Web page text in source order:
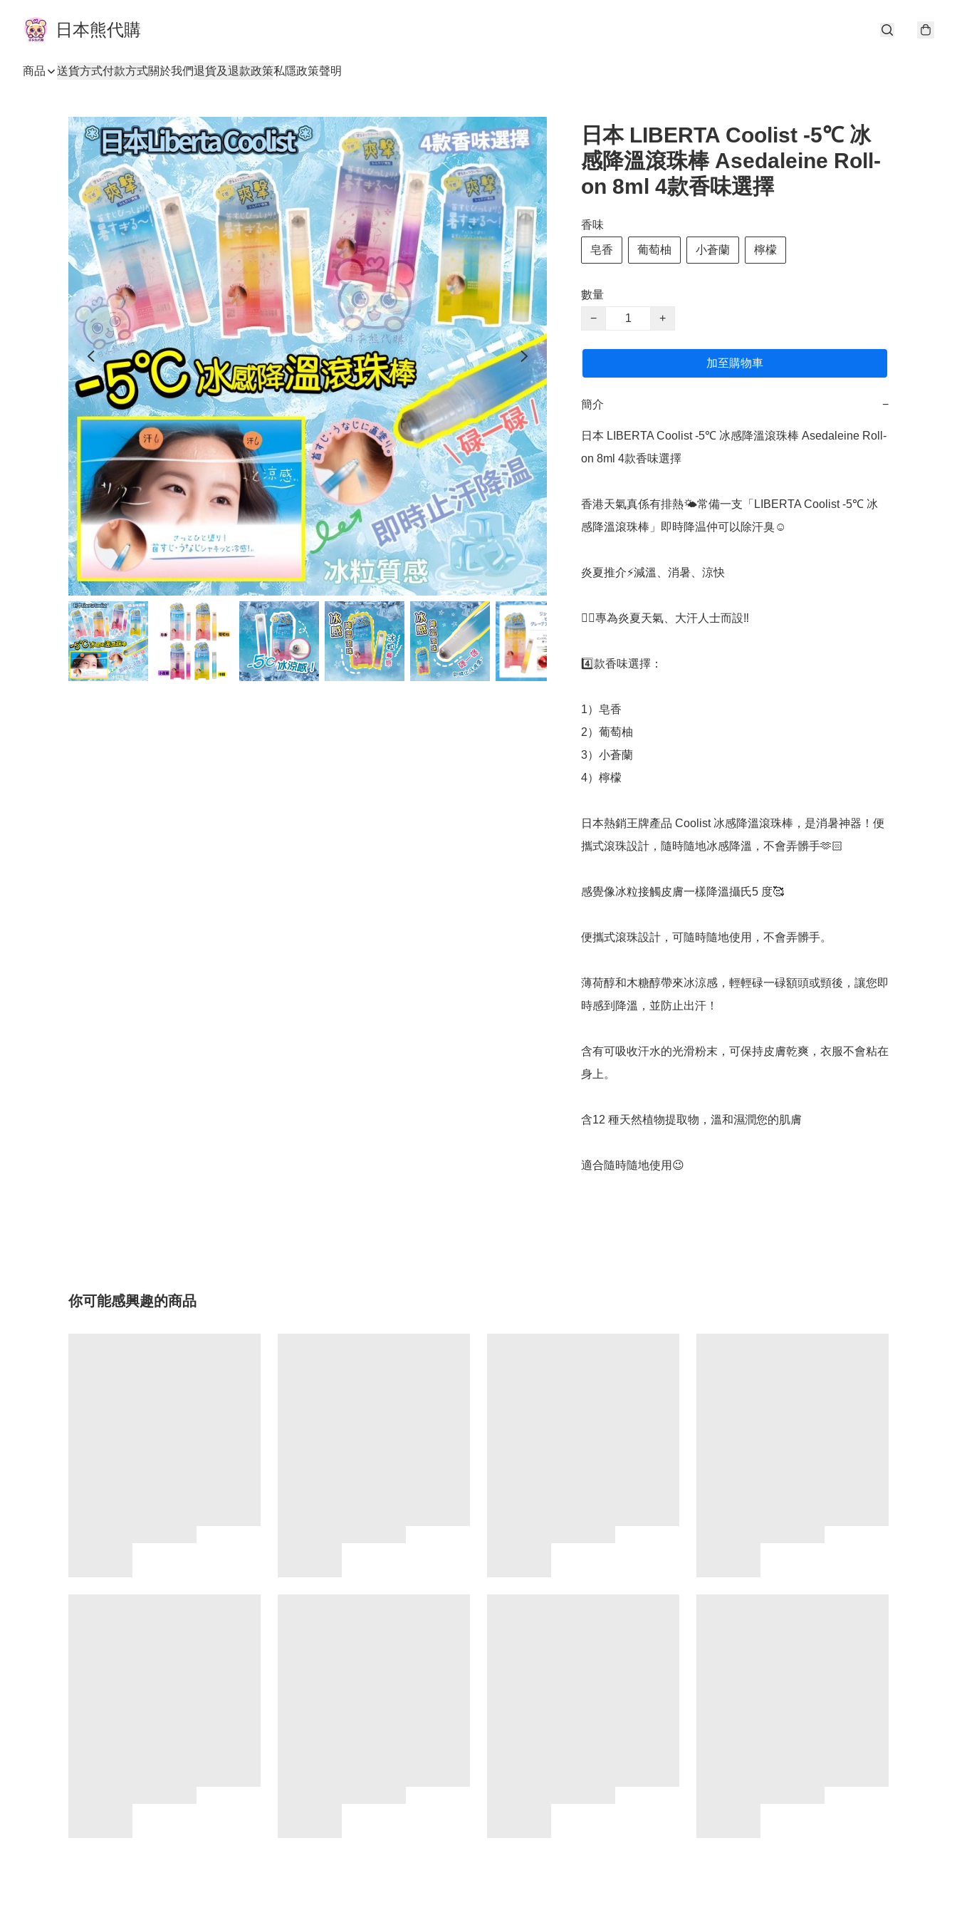
日本熊代購
商品 送貨方式付款方式關於我們退貨及退款政策私隱政策聲明
日本 LIBERTA Coolist -5℃ 冰
感降溫滾珠棒 Asedaleine Roll-
on 8ml 4款香味選擇
香味
皂香 葡萄柚 小蒼蘭 檸檬
數量
−
+
加至購物車
簡介 −
日本 LIBERTA Coolist -5℃ 冰感降溫滾珠棒 Asedaleine Roll-
on 8ml 4款香味選擇
香港天氣真係有排熱🌤常備一支「LIBERTA Coolist -5℃ 冰
感降溫滾珠棒」即時降温仲可以除汗臭☺️
炎夏推介⚡️減溫、消暑、涼快
👍🏻專為炎夏天氣、大汗人士而設‼️
4️⃣款香味選擇：
1）皂香
2）葡萄柚
3）小蒼蘭
4）檸檬
日本熱銷王牌產品 Coolist 冰感降溫滾珠棒，是消暑神器！便
攜式滾珠設計，隨時隨地冰感降溫，不會弄髒手🫶🏻
感覺像冰粒接觸皮膚一樣降溫攝氏5 度🥰
便攜式滾珠設計，可隨時隨地使用，不會弄髒手。
薄荷醇和木糖醇帶來冰涼感，輕輕碌一碌額頭或頸後，讓您即
時感到降溫，並防止出汗！
含有可吸收汗水的光滑粉末，可保持皮膚乾爽，衣服不會粘在
身上。
含12 種天然植物提取物，溫和濕潤您的肌膚
適合隨時隨地使用😉
你可能感興趣的商品